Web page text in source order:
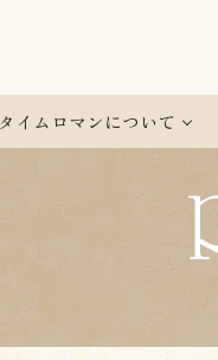
タイムロマンについて